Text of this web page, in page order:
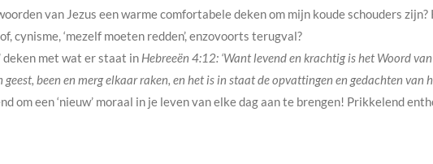
van Jezus een warme comfortabele deken om mijn koude schouders
cynisme, ‘mezelf moeten redden’, enzovoorts terugval?
deken met wat er staat in Hebreeën 4:12: ‘Want levend en krachtig is het Woord
been en merg elkaar raken, en het is in staat de opvattingen en gedachten van
om een ‘nieuw’ moraal in je leven van elke dag aan te brengen! Prikkelend